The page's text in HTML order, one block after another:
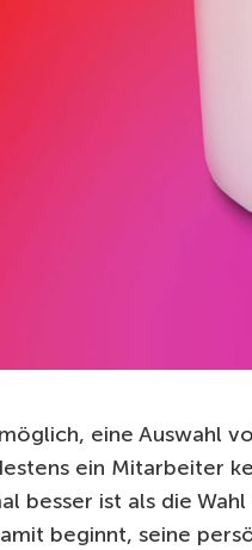
eine Auswahl
ein Mitarbeiter
besser ist als die
beginnt, seine